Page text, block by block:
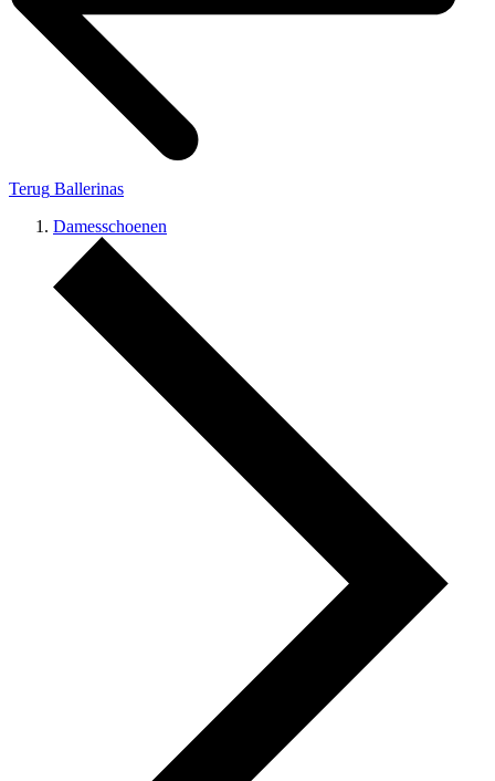
Terug Ballerinas
Damesschoenen